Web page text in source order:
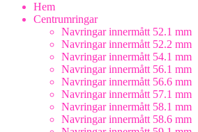
Hem
Centrumringar
Navringar innermått 52.1 mm
Navringar innermått 52.2 mm
Navringar innermått 54.1 mm
Navringar innermått 56.1 mm
Navringar innermått 56.6 mm
Navringar innermått 57.1 mm
Navringar innermått 58.1 mm
Navringar innermått 58.6 mm